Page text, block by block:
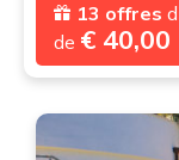
13 offres
de € 40,00